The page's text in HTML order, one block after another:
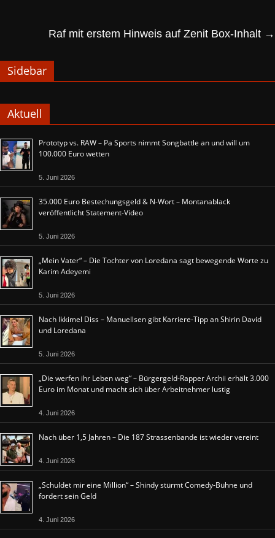
Raf mit erstem Hinweis auf Zenit Box-Inhalt →
Sidebar
Aktuell
Prototyp vs. RAW – Pa Sports nimmt Songbattle an und will um
100.000 Euro wetten
5. Juni 2026
35.000 Euro Bestechungsgeld & N-Wort – Montanablack
veröffentlicht Statement-Video
5. Juni 2026
„Mein Vater“ – Die Tochter von Loredana sagt bewegende Worte zu
Karim Adeyemi
5. Juni 2026
Nach Ikkimel Diss – Manuellsen gibt Karriere-Tipp an Shirin David
und Loredana
5. Juni 2026
„Die werfen ihr Leben weg“ – Bürgergeld-Rapper Archii erhält 3.000
Euro im Monat und macht sich über Arbeitnehmer lustig
4. Juni 2026
Nach über 1,5 Jahren – Die 187 Strassenbande ist wieder vereint
4. Juni 2026
„Schuldet mir eine Million“ – Shindy stürmt Comedy-Bühne und
fordert sein Geld
4. Juni 2026